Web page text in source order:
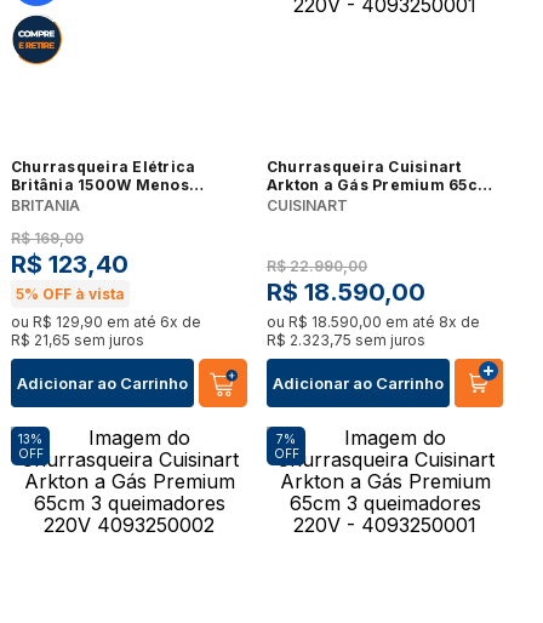
Churrasqueira Elétrica
Britânia 1500W Menos
Fumaça BCQ10A
BRITANIA
R$ 169,00
R$ 123,40
5% OFF à vista
ou R$ 129,90 em até 6x de
R$ 21,65 sem juros
Adicionar ao Carrinho
Churrasqueira Cuisinart
Arkton a Gás Premium 65cm
3 queimadores 220V -
CUISINART
R$ 22.990,00
R$ 18.590,00
ou R$ 18.590,00 em até 8x de
R$ 2.323,75 sem juros
Adicionar ao Carrinho
13%
OFF
7%
OFF